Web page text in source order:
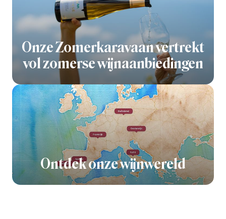
Onze Zomerkaravaan vertrekt
vol zomerse wijnaanbiedingen
Ontdek onze wijnwereld